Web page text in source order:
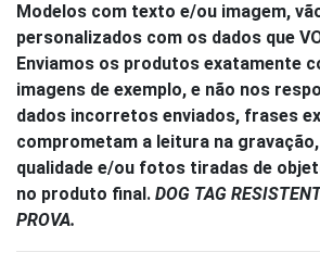
Modelos com texto e/ou imagem,
personalizados com os dados que
Enviamos os produtos exatamente
imagens de exemplo, e não nos
dados incorretos enviados, frases
comprometam a leitura na
qualidade e/ou fotos tiradas de
no produto final. DOG TAG
PROVA.